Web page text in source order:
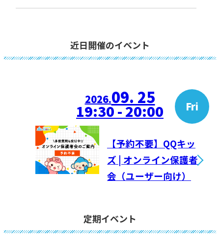
近日開催のイベント
2026.09. 25 Fri
19:30 - 20:00
【予約不要】QQキッ
ズ | オンライン保護者
会（ユーザー向け）
定期イベント